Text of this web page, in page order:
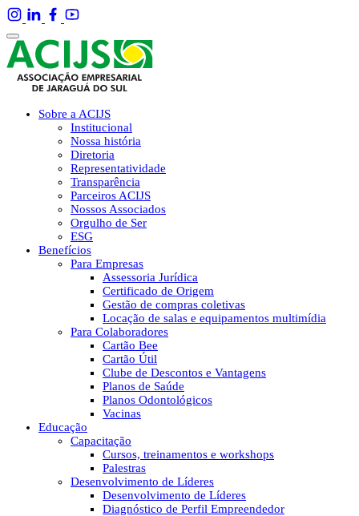
Sobre a ACIJS
Institucional
Nossa história
Diretoria
Representatividade
Transparência
Parceiros ACIJS
Nossos Associados
Orgulho de Ser
ESG
Benefícios
Para Empresas
Assessoria Jurídica
Certificado de Origem
Gestão de compras coletivas
Locação de salas e equipamentos multimídia
Para Colaboradores
Cartão Bee
Cartão Útil
Clube de Descontos e Vantagens
Planos de Saúde
Planos Odontológicos
Vacinas
Educação
Capacitação
Cursos, treinamentos e workshops
Palestras
Desenvolvimento de Líderes
Desenvolvimento de Líderes
Diagnóstico de Perfil Empreendedor